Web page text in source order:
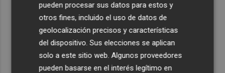
pueden procesar sus datos para estos y
otros fines, incluido el uso de datos de
geolocalización precisos y características
del dispositivo. Sus elecciones se aplican
solo a este sitio web. Algunos proveedores
pueden basarse en el interés legítimo en